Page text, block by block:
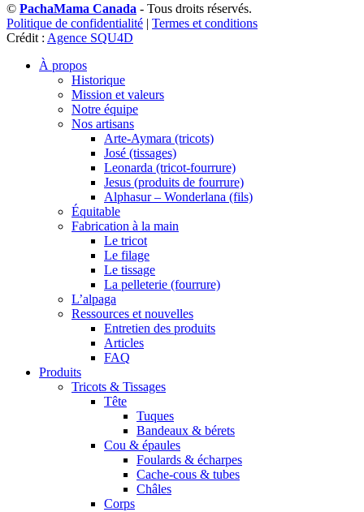
© PachaMama Canada - Tous droits réservés.
Politique de confidentialité | Termes et conditions
Crédit : Agence SQU4D
À propos
Historique
Mission et valeurs
Notre équipe
Nos artisans
Arte-Aymara (tricots)
José (tissages)
Leonarda (tricot-fourrure)
Jesus (produits de fourrure)
Alphasur – Wonderlana (fils)
Équitable
Fabrication à la main
Le tricot
Le filage
Le tissage
La pelleterie (fourrure)
L’alpaga
Ressources et nouvelles
Entretien des produits
Articles
FAQ
Produits
Tricots & Tissages
Tête
Tuques
Bandeaux & bérets
Cou & épaules
Foulards & écharpes
Cache-cous & tubes
Châles
Corps